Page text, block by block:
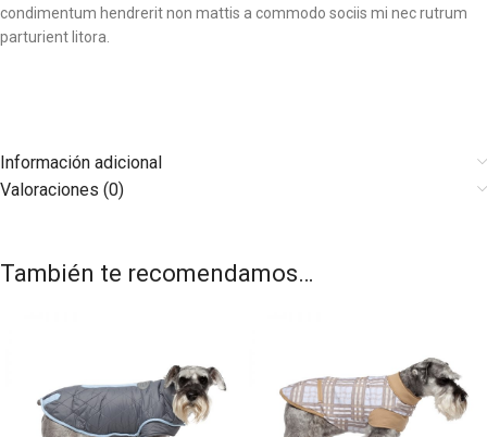
condimentum hendrerit non mattis a commodo sociis mi nec rutrum
parturient litora.
Información adicional
Valoraciones (0)
También te recomendamos…